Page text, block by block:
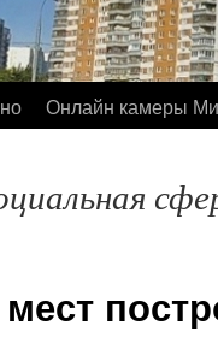
Онлайн камеры